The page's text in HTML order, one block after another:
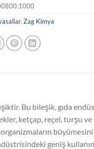
, Zag Kimya
Bu bileşik, gıda
ketçap, reçel, turşu ve
büyümesini
geniş